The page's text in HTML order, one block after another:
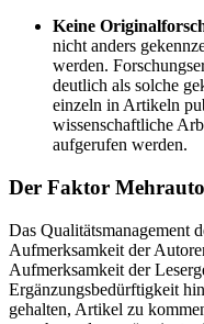
Keine
nicht anders
werden.
deutlich als solche
einzeln in Artikeln
wissenschaftliche
aufgerufen werden.
Der Faktor
Das Qualitätsmanagement
Aufmerksamkeit der
Aufmerksamkeit der
Ergänzungsbedürftigkeit
gehalten, Artikel zu